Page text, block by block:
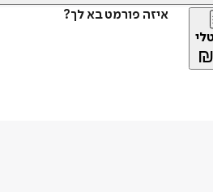
איזה פורמט בא לך?
₪